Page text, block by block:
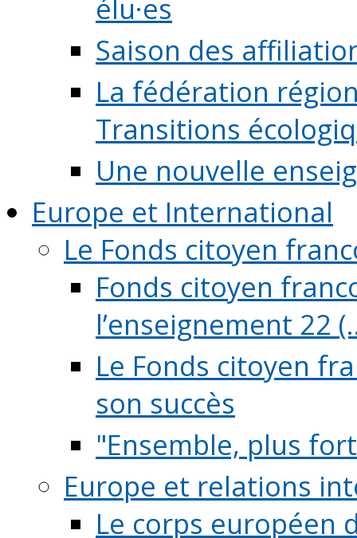
élu·es
Saison des
La fédération
Transitions
Une nouvelle
Europe et International
Le Fonds citoyen
Fonds citoyen
l’enseignement 22
Le Fonds citoyen
son succès
"Ensemble, plus
Europe et relations
Le corps européen